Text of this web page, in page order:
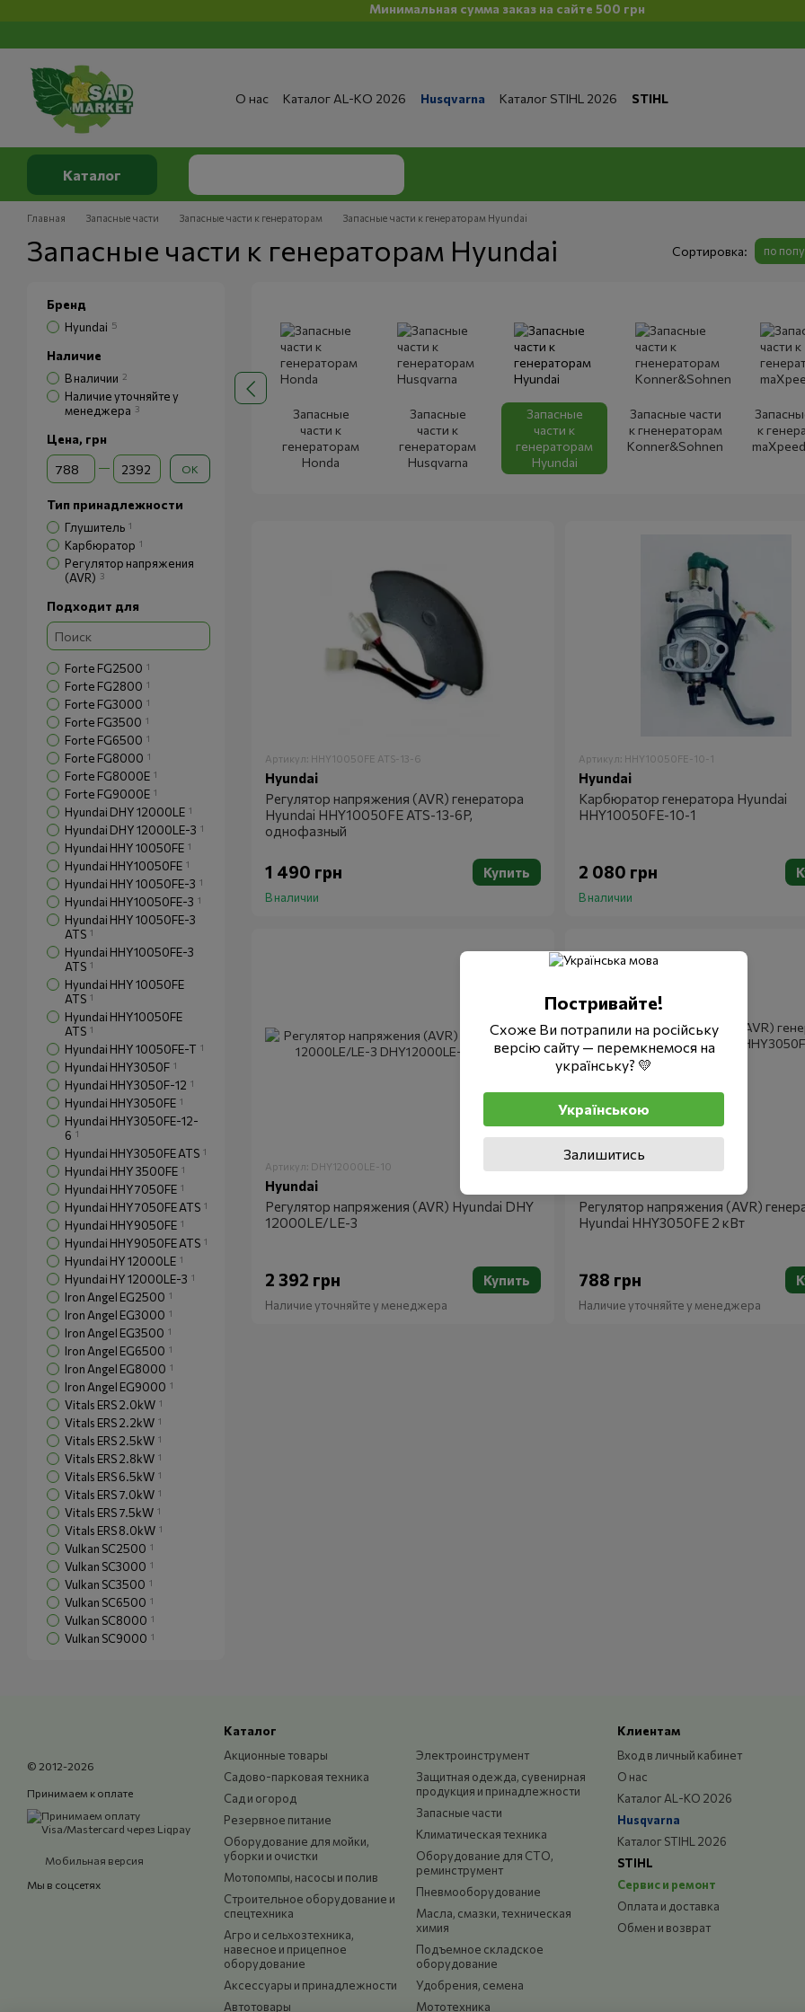
Минимальная сумма заказ на сайте 500 грн
О нас Каталог AL-KO 2026 Husqvarna Каталог STIHL 2026
STIHL
Публичный договор
Политика конфиденциальности
Каталог
Главная Запасные части Запасные части к генераторам Запасные части к генераторам Hyundai
Запасные части к генераторам Hyundai Сортировка: по
Запасные
части к
генераторам
Honda
Запасные
части к
генераторам
Husqvarna
Запасные
части к
генераторам
Hyundai
Запасные части
к гненераторам
Kоnner&Sоhnen
к
Артикул: HHY10050FE ATS-13-6
Hyundai
Регулятор напряжения (AVR) генератора
Hyundai HHY10050FE ATS-13-6P,
однофазный
1 490 грн Купить
В наличии
Артикул: HHY10050FE-10-1
Hyundai
Карбюратор генератора Hyundai
HHY10050FE-10-1
2 080 грн
В наличии
Артикул: DHY12000LE-10
Hyundai
Регулятор напряжения (AVR) Hyundai DHY
12000LE/LE-3
2 392 грн Купить
Наличие уточняйте у менеджера
Регулятор напряжения (AVR)
Hyundai HHY3050FE 2 кВт
788 грн
Наличие уточняйте у менеджера
Бренд
Hyundai 5
Наличие
В наличии 2
Наличие уточняйте у
менеджера 3
Цена, грн
От Цена, грн
До Цена, грн OK
Тип принадлежности
Глушитель 1
Карбюратор 1
Регулятор напряжения
(AVR) 3
Подходит для
Forte FG2500 1
Forte FG2800 1
Forte FG3000 1
Forte FG3500 1
Forte FG6500 1
Forte FG8000 1
Forte FG8000E 1
Forte FG9000E 1
Hyundai DHY 12000LE 1
Hyundai DHY 12000LE-3 1
Hyundai HHY 10050FE 1
Hyundai HHY10050FE 1
Hyundai HHY 10050FE-3 1
Hyundai HHY10050FE-3 1
Hyundai HHY 10050FE-3
ATS 1
Hyundai HHY10050FE-3
ATS 1
Hyundai HHY 10050FE
ATS 1
Hyundai HHY10050FE
ATS 1
Hyundai HHY 10050FE-T 1
Hyundai HHY3050F 1
Hyundai HHY3050F-12 1
Hyundai HHY3050FE 1
Hyundai HHY3050FE-12-
6 1
Hyundai HHY3050FE ATS 1
Hyundai HHY 3500FE 1
Hyundai HHY7050FE 1
Hyundai HHY7050FE ATS 1
Hyundai HHY9050FE 1
Hyundai HHY9050FE ATS 1
Hyundai HY 12000LE 1
Hyundai HY 12000LE-3 1
Iron Angel EG2500 1
Iron Angel EG3000 1
Iron Angel EG3500 1
Iron Angel EG6500 1
Iron Angel EG8000 1
Iron Angel EG9000 1
Vitals ERS 2.0kW 1
Vitals ERS 2.2kW 1
Vitals ERS 2.5kW 1
Vitals ERS 2.8kW 1
Vitals ERS 6.5kW 1
Vitals ERS 7.0kW 1
Vitals ERS 7.5kW 1
Vitals ERS 8.0kW 1
Vulkan SC2500 1
Vulkan SC3000 1
Vulkan SC3500 1
Vulkan SC6500 1
Vulkan SC8000 1
Vulkan SC9000 1
© 2012-2026
Принимаем к оплате
Мобильная версия
Мы в соцсетях
Каталог
Акционные товары
Садово-парковая техника
Сад и огород
Резервное питание
Оборудование для мойки,
уборки и очистки
Мотопомпы, насосы и полив
Строительное оборудование и
спецтехника
Агро и сельхозтехника,
навесное и прицепное
оборудование
Аксессуары и принадлежности
Автотовары
Электроинструмент
Защитная одежда, сувенирная
продукция и принадлежности
Запасные части
Климатическая техника
Оборудование для СТО,
реминструмент
Пневмооборудование
Масла, смазки, техническая
химия
Подъемное складское
оборудование
Удобрения, семена
Мототехника
Клиентам
Вход в личный кабинет
О нас
Каталог AL-KO 2026
Husqvarna
Каталог STIHL 2026
STIHL
Сервис и ремонт
Оплата и доставка
Обмен и возврат
Постривайте!
Схоже Ви потрапили на російську
версію сайту — перемкнемося на
українську? 💛
Українською
Залишитись